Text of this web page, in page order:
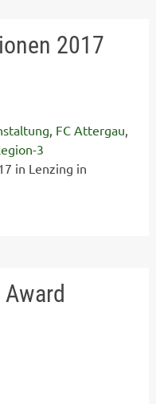
2017
, FC Attergau,
3
in Lenzing in